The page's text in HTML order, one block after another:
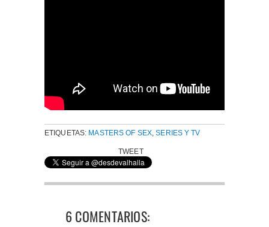
ETIQUETAS: MASTERS OF SEX,SERIES Y TV
TWEET
6 COMENTARIOS: